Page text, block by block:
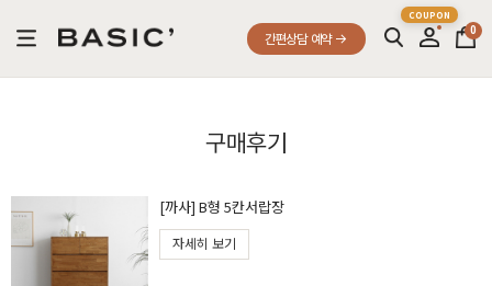
간편상담 예약
0
구매후기
[까사] B형 5칸서랍장
자세히 보기